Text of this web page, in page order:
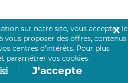
sur notre site, vous acceptez le
vous proposer des offres, contenus
centres d’intérêts. Pour plus
paramétrer vos cookies,
. J'accepte
✕